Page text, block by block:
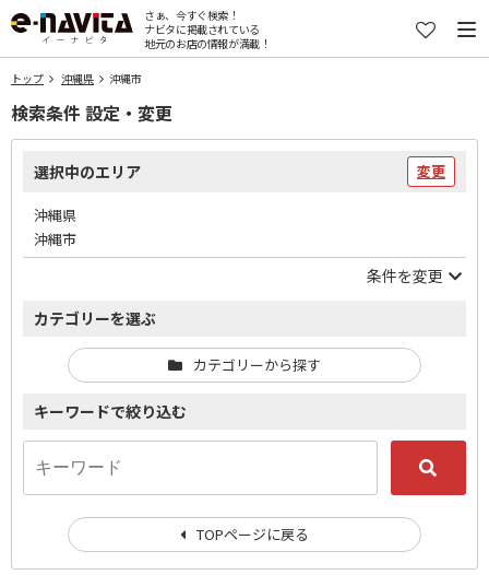
さぁ、今すぐ検索！
ナビタに掲載されている
地元のお店の情報が満載！
トップ 沖縄県 沖縄市
検索条件 設定・変更
選択中のエリア 変更
沖縄県
沖縄市
条件を変更
カテゴリーを選ぶ
カテゴリーから探す
キーワードで絞り込む
TOPページに戻る